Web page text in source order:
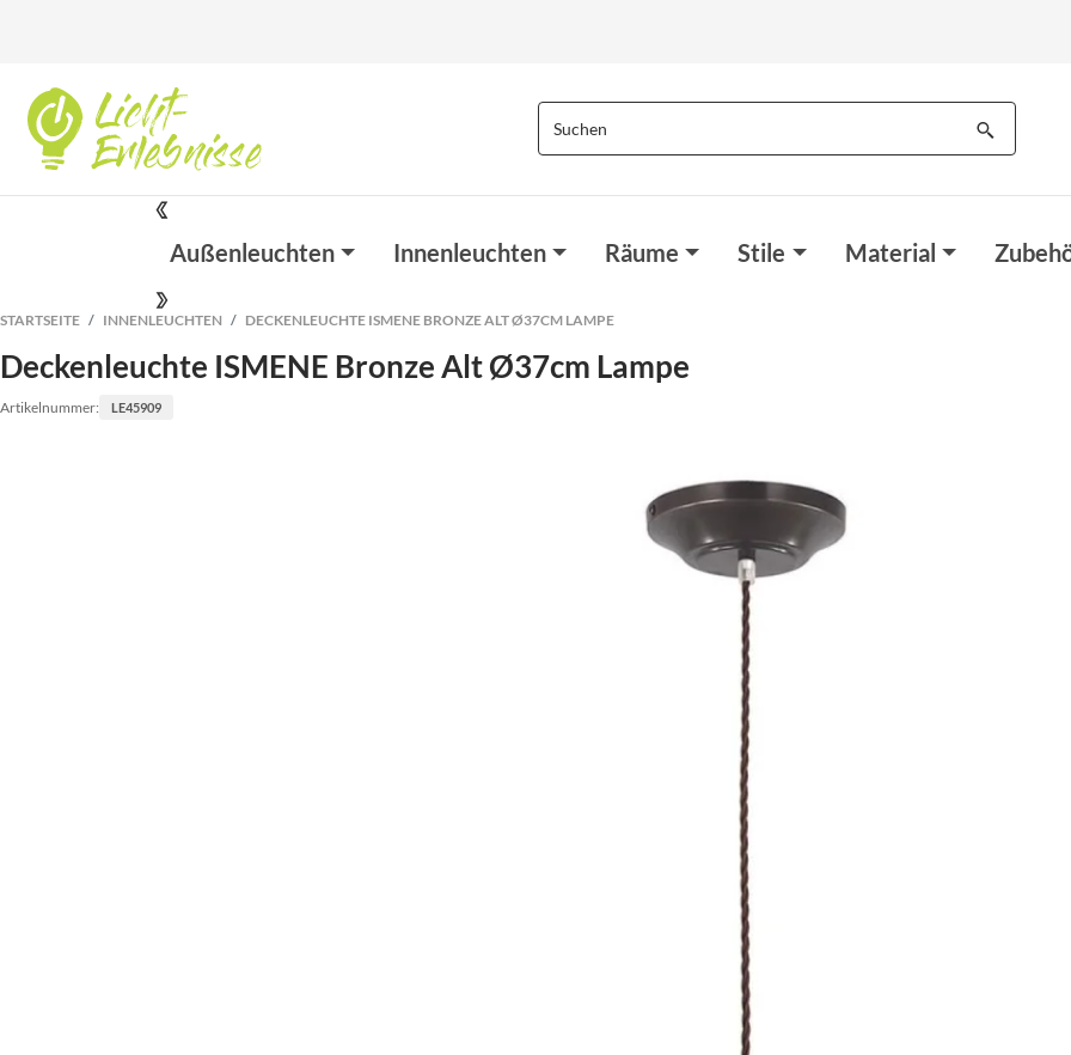
Außenleuchten Innenleuchten Räume Stile Material
STARTSEITE INNENLEUCHTEN DECKENLEUCHTE ISMENE BRONZE ALT Ø37CM LAMPE
Deckenleuchte ISMENE Bronze Alt Ø37cm Lampe
Artikelnummer: LE45909